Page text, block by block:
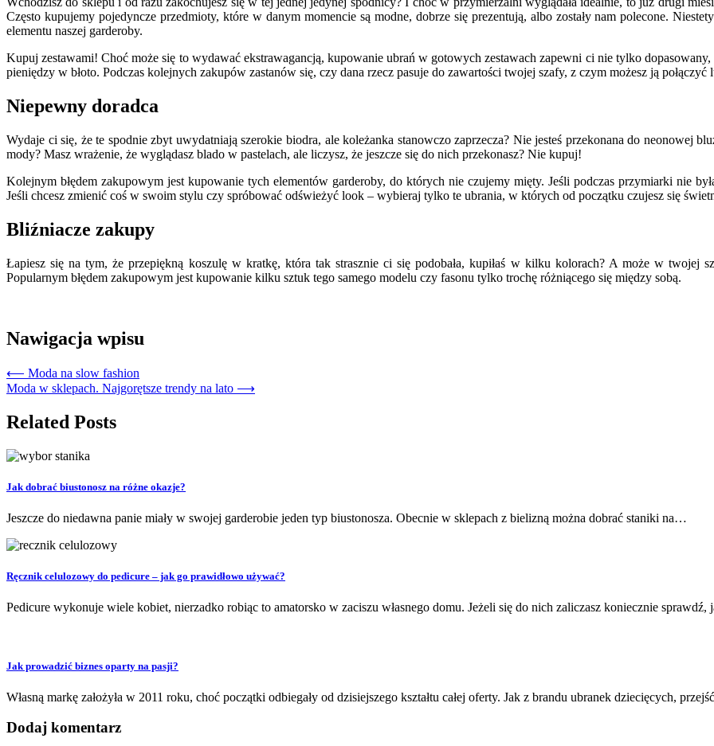
Często kupujemy pojedyncze przedmioty, które w danym momencie są modne, dobrze się prezentują, albo zostały nam polecone.
elementu naszej garderoby.
Kupuj zestawami! Choć może się to wydawać ekstrawagancją, kupowanie ubrań w gotowych zestawach zapewni ci nie tylko
pieniędzy w błoto. Podczas kolejnych zakupów zastanów się, czy dana rzecz pasuje do zawartości twojej szafy, z czym możesz ją połączyć
Niepewny doradca
Wydaje ci się, że te spodnie zbyt uwydatniają szerokie biodra, ale koleżanka stanowczo zaprzecza? Nie jesteś przekonana do neonowej
mody? Masz wrażenie, że wyglądasz blado w pastelach, ale liczysz, że jeszcze się do nich przekonasz? Nie kupuj!
Kolejnym błędem zakupowym jest kupowanie tych elementów garderoby, do których nie czujemy mięty. Jeśli podczas przymiarki nie
Jeśli chcesz zmienić coś w swoim stylu czy spróbować odświeżyć look – wybieraj tylko te ubrania, w których od początku czujesz się
Bliźniacze zakupy
Łapiesz się na tym, że przepiękną koszulę w kratkę, która tak strasznie ci się podobała, kupiłaś w kilku kolorach? A może w twojej
Popularnym błędem zakupowym jest kupowanie kilku sztuk tego samego modelu czy fasonu tylko trochę różniącego się między sobą.
Nawigacja wpisu
⟵ Moda na slow fashion
Moda w sklepach. Najgorętsze trendy na lato ⟶
Related Posts
Jak dobrać biustonosz na różne okazje?
Jeszcze do niedawna panie miały w swojej garderobie jeden typ biustonosza. Obecnie w sklepach z bielizną można dobrać staniki na…
Ręcznik celulozowy do pedicure – jak go prawidłowo używać?
Pedicure wykonuje wiele kobiet, nierzadko robiąc to amatorsko w zaciszu własnego domu. Jeżeli się do nich zaliczasz koniecznie
Jak prowadzić biznes oparty na pasji?
Własną markę założyła w 2011 roku, choć początki odbiegały od dzisiejszego kształtu całej oferty. Jak z brandu ubranek dziecięcych,
Dodaj komentarz